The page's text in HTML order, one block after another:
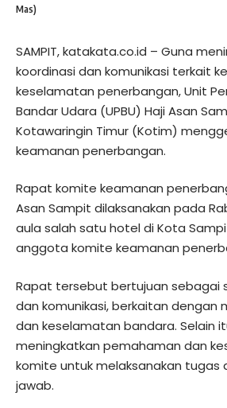
Mas)
SAMPIT, katakata.co.id – Guna
koordinasi dan komunikasi terkait
keselamatan penerbangan, Unit
Bandar Udara (UPBU) Haji Asan
Kotawaringin Timur (Kotim)
keamanan penerbangan.
Rapat komite keamanan
Asan Sampit dilaksanakan pada
aula salah satu hotel di Kota
anggota komite keamanan
Rapat tersebut bertujuan sebagai
dan komunikasi, berkaitan dengan
dan keselamatan bandara. Selain
meningkatkan pemahaman dan
komite untuk melaksanakan tugas
jawab.